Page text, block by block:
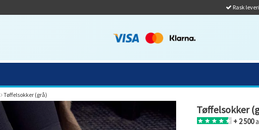
Rask
Tøffelsokker (grå)
Tøffelsokker
+ 2 500